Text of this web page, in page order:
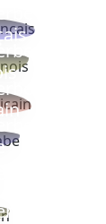
vie
latin